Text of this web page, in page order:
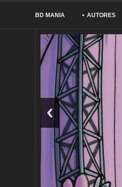
BD MANIA AUTORES